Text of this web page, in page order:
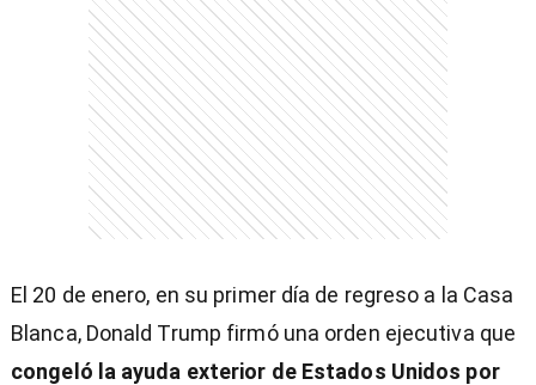
El 20 de enero, en su primer día de regreso a la Casa
Blanca, Donald Trump firmó una orden ejecutiva que
congeló la ayuda exterior de Estados Unidos por